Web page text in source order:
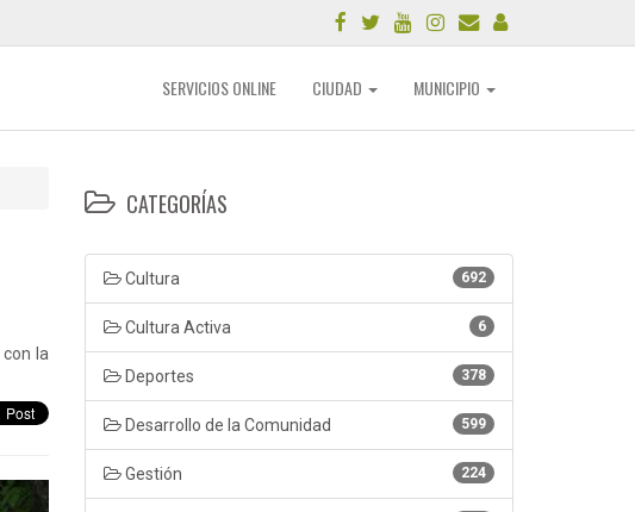
SERVICIOS ONLINE CIUDAD MUNICIPIO
la
CATEGORÍAS
692
Cultura
6
Cultura Activa
378
Deportes
599
Desarrollo de la Comunidad
224
Gestión